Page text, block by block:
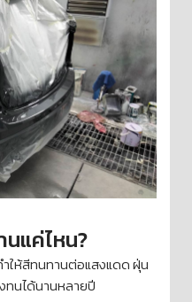
แค่ไหน?
ให้สีทนทานต่อแสงแดด ฝุ่น
ทนได้นานหลายปี